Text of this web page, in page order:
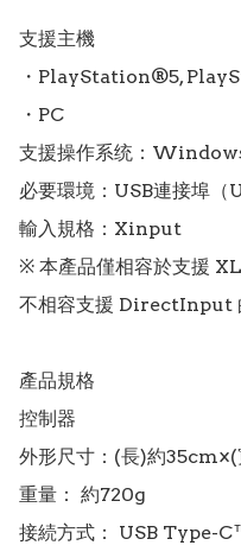
支援主機
・PlayStation®5,
・PC
支援操作系统：
必要環境：USB連接埠（
輸入規格：Xinput
※ 本產品僅相容於支援
不相容支援 DirectInput
產品規格
控制器
外形尺寸：(長)約
重量： 約720g
接続方式： USB Type-